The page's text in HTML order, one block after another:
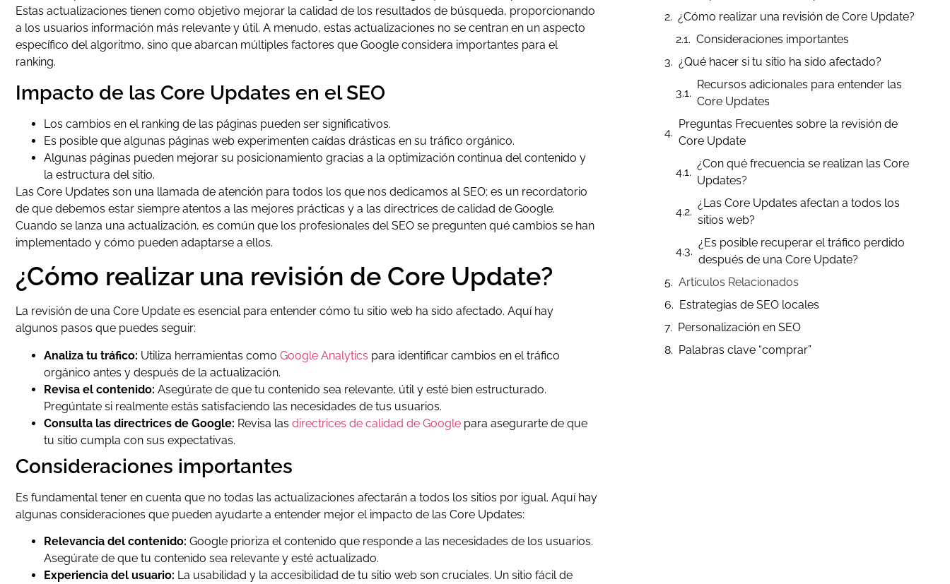
Estas actualizaciones tienen como objetivo mejorar la calidad de los resultados de búsqueda, proporcionando
a los usuarios información más relevante y útil. A menudo, estas actualizaciones no se centran en un aspecto
específico del algoritmo, sino que abarcan múltiples factores que Google considera importantes para el
ranking.
Impacto de las Core Updates en el SEO
Los cambios en el ranking de las páginas pueden ser significativos.
Es posible que algunas páginas web experimenten caídas drásticas en su tráfico orgánico.
Algunas páginas pueden mejorar su posicionamiento gracias a la optimización continua del contenido y
la estructura del sitio.
Las Core Updates son una llamada de atención para todos los que nos dedicamos al SEO; es un recordatorio
de que debemos estar siempre atentos a las mejores prácticas y a las directrices de calidad de Google.
Cuando se lanza una actualización, es común que los profesionales del SEO se pregunten qué cambios se han
implementado y cómo pueden adaptarse a ellos.
¿Cómo realizar una revisión de Core Update?
La revisión de una Core Update es esencial para entender cómo tu sitio web ha sido afectado. Aquí hay
algunos pasos que puedes seguir:
Analiza tu tráfico: Utiliza herramientas como Google Analytics para identificar cambios en el tráfico
orgánico antes y después de la actualización.
Revisa el contenido: Asegúrate de que tu contenido sea relevante, útil y esté bien estructurado.
Pregúntate si realmente estás satisfaciendo las necesidades de tus usuarios.
Consulta las directrices de Google: Revisa las directrices de calidad de Google para asegurarte de que
tu sitio cumpla con sus expectativas.
Consideraciones importantes
Es fundamental tener en cuenta que no todas las actualizaciones afectarán a todos los sitios por igual. Aquí hay
algunas consideraciones que pueden ayudarte a entender mejor el impacto de las Core Updates:
Relevancia del contenido: Google prioriza el contenido que responde a las necesidades de los usuarios.
Asegúrate de que tu contenido sea relevante y esté actualizado.
Experiencia del usuario: La usabilidad y la accesibilidad de tu sitio web son cruciales. Un sitio fácil de
¿Cómo realizar una revisión de Core Update?
Consideraciones importantes
¿Qué hacer si tu sitio ha sido afectado?
Recursos adicionales para entender las
Core Updates
Preguntas Frecuentes sobre la revisión de
Core Update
¿Con qué frecuencia se realizan las Core
Updates?
¿Las Core Updates afectan a todos los
sitios web?
¿Es posible recuperar el tráfico perdido
después de una Core Update?
Artículos Relacionados
Estrategias de SEO locales
Personalización en SEO
Palabras clave “comprar”